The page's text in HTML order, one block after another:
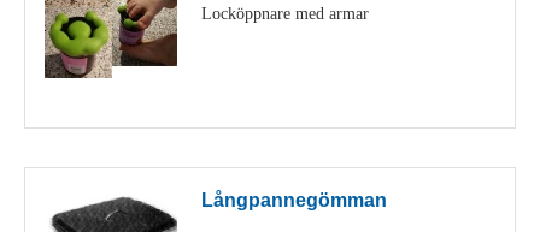
Locköppnare med armar
Långpannegömman